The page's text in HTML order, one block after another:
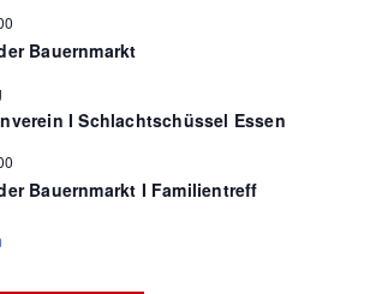
Bauernmarkt
I Schlachtschüssel Essen
Bauernmarkt I Familientreff